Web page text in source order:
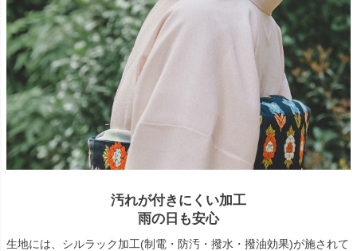
汚れが付きにくい加工
雨の日も安心
生地には、シルラック加工(制電・防汚・撥水・撥油効果)が施されて